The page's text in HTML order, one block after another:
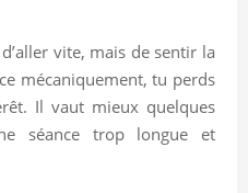
vite, mais de sentir la
mécaniquement, tu perds
Il vaut mieux quelques
séance trop longue et